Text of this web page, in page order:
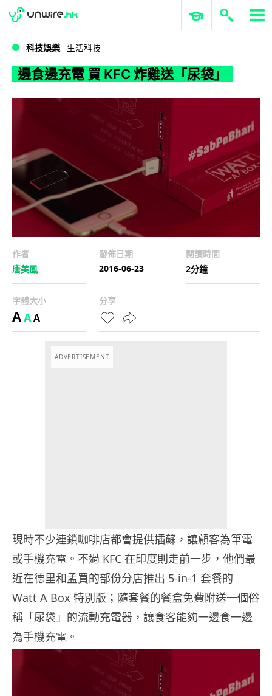
邊食邊充電 買 KFC 炸雞送「尿袋」
WWDC 2026 ERP 與商業 AI
科技娛樂 生活科技
邊食邊充電 買 KFC 炸雞送「尿袋」
作者
唐美鳳
發佈日期
2016-06-23
閱讀時間
2分鐘
字體大小
AAA
分享
ADVERTISEMENT
現時不少連鎖咖啡店都會提供插蘇，讓顧客為筆電
或手機充電。不過 KFC 在印度則走前一步，他們最
近在德里和孟買的部份分店推出 5-in-1 套餐的
Watt A Box 特別版；隨套餐的餐盒免費附送一個俗
稱「尿袋」的流動充電器，讓食客能夠一邊食一邊
為手機充電。